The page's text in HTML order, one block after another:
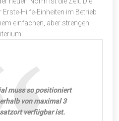
Hilfe-Einheiten im Betrieb
einfachen, aber strengen
muss so positioniert
von maximal 3
verfügbar ist.